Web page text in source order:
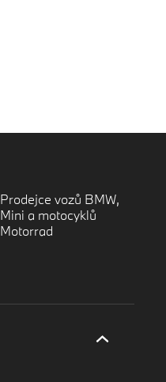
Prodejce vozů BMW,
Mini a motocyklů
Motorrad